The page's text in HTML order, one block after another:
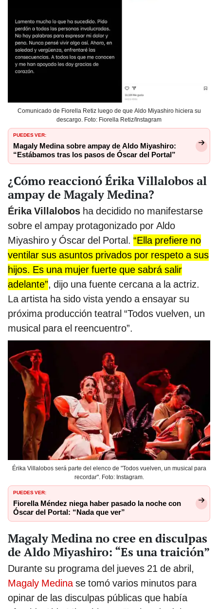
Comunicado de Fiorella Retiz luego de que Aldo Miyashiro hiciera su
descargo. Foto: Fiorella Retiz/Instagram
PUEDES VER:
Magaly Medina sobre ampay de Aldo Miyashiro:
“Estábamos tras los pasos de Óscar del Portal”
¿Cómo reaccionó Érika Villalobos al
ampay de Magaly Medina?
Érika Villalobos ha decidido no manifestarse
sobre el ampay protagonizado por Aldo
Miyashiro y Óscar del Portal. “Ella prefiere no
ventilar sus asuntos privados por respeto a sus
hijos. Es una mujer fuerte que sabrá salir
adelante”, dijo una fuente cercana a la actriz.
La artista ha sido vista yendo a ensayar su
próxima producción teatral “Todos vuelven, un
musical para el reencuentro”.
Érika Villalobos será parte del elenco de "Todos vuelven, un musical para
recordar". Foto: Instagram.
PUEDES VER:
Fiorella Méndez niega haber pasado la noche con
Óscar del Portal: “Nada que ver”
Magaly Medina no cree en disculpas
de Aldo Miyashiro: “Es una traición”
Durante su programa del jueves 21 de abril,
Magaly Medina se tomó varios minutos para
opinar de las disculpas públicas que había